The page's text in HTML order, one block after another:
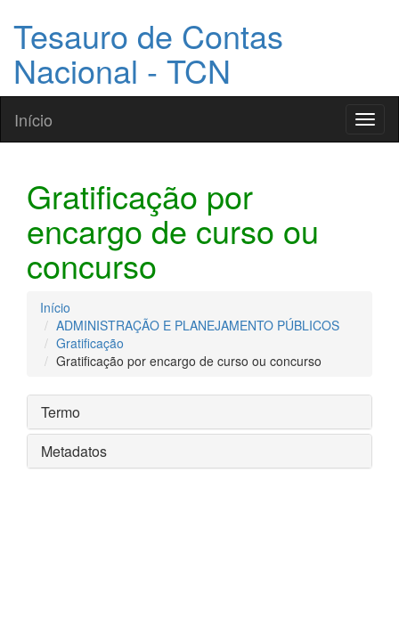
Tesauro de Contas
Nacional - TCN
Início
Gratificação por
encargo de curso ou
concurso
Início
ADMINISTRAÇÃO E PLANEJAMENTO PÚBLICOS
Gratificação
Gratificação por encargo de curso ou concurso
Termo
Metadatos